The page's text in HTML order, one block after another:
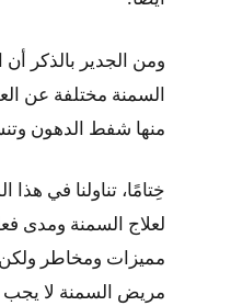
ومن الجدير بالذكر أن
السمنة مختلفة عن
منها شفط الدهون
خِتامًا، تناولنا في هذا
لعلاج السمنة ومدى
مميزات ومخاطر
مريض السمنة لا يجب